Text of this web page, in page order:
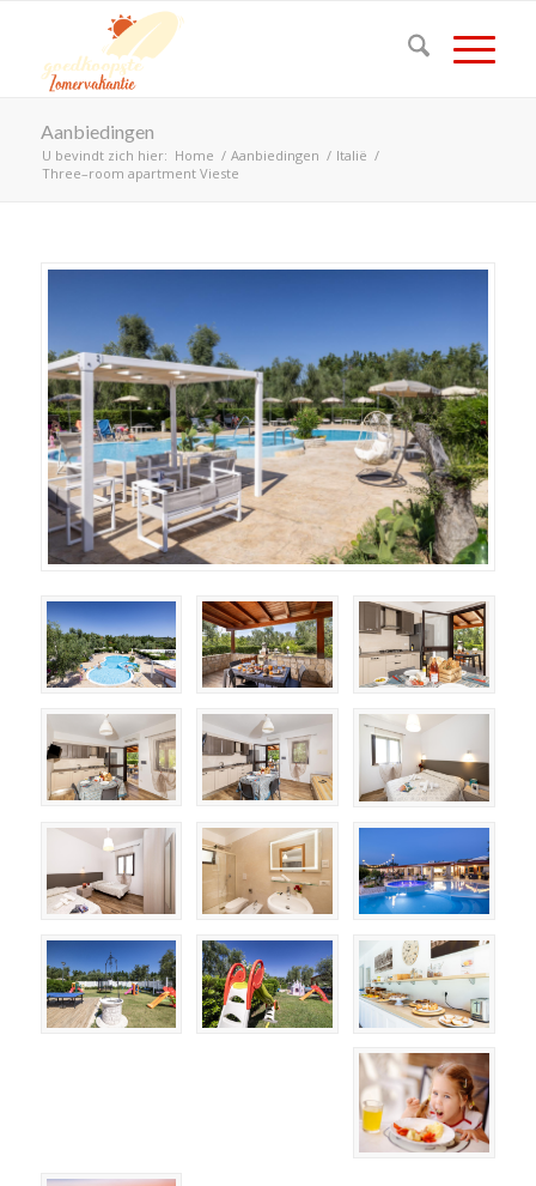
Aanbiedingen
U bevindt zich hier: Home / Aanbiedingen / Italië /
Three–room apartment Vieste